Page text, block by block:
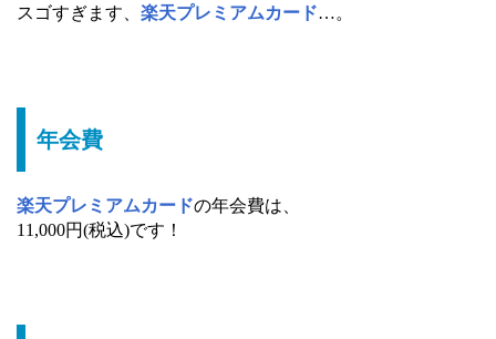
スゴすぎます、 楽天プレミアムカード…。
年会費
楽天プレミアムカードの年会費は、
11,000円(税込)です！